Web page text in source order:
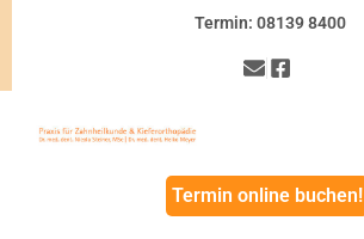
Termin: 08139 8400
Termin online buchen!